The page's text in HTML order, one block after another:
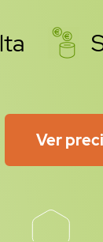
de la
Ver